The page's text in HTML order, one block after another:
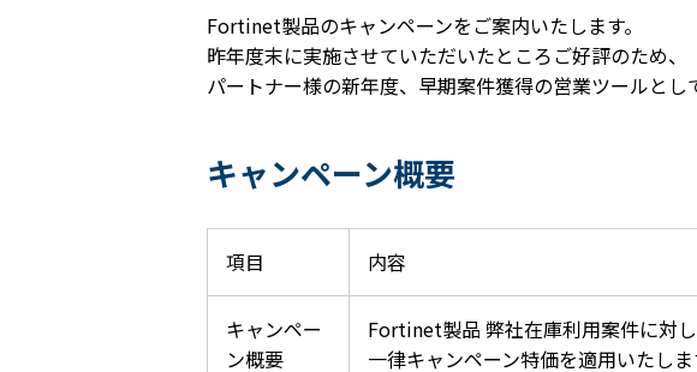
Fortinet製品のキャンペーンをご案内いたします。
昨年度末に実施させていただいたところご好評のため
パートナー様の新年度、早期案件獲得の営業ツールと
キャンペーン概要
項目 内容
キャンペー
ン概要
Fortinet製品 弊社在庫利用案件に対し
一律キャンペーン特価を適用いたしま